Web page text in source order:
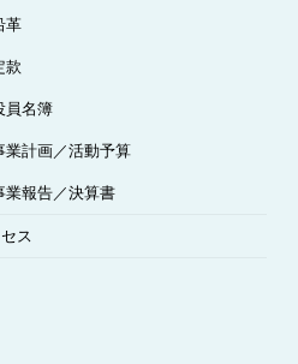
革
款
員名簿
業計画／活動予算
業報告／決算書
ス